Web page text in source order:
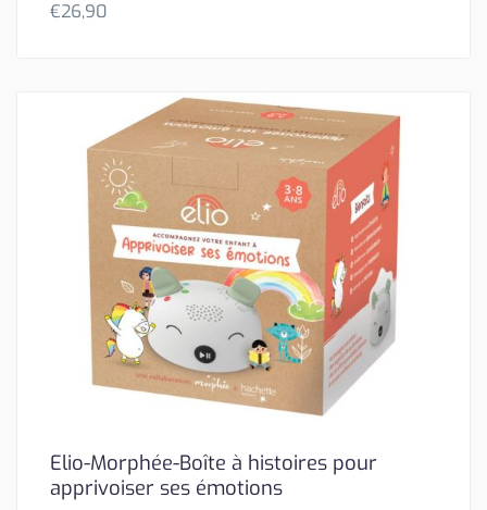
€26,90
Elio-Morphée-Boîte à histoires pour
apprivoiser ses émotions